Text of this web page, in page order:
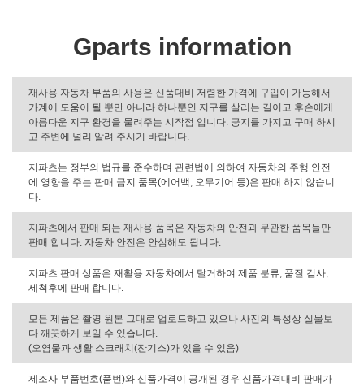
Gparts information
재사용 자동차 부품의 사용은 신품대비 저렴한 가격에 구입이 가능해서
가계에 도움이 될 뿐만 아니라 하나뿐인 지구를 살리는 길이고 후손에게
아름다운 지구 환경을 물려주는 시작점 입니다. 긍지를 가지고 구매 하시
고 주변에 널리 알려 주시기 바랍니다.
지파츠는 정부의 법규를 준수하며 관련법에 의하여 자동차의 주행 안전
에 영향을 주는 판매 금지 품목(에어백, 오무기어 등)은 판매 하지 않습니
다.
지파츠에서 판매 되는 재사용 품목은 자동차의 안전과 무관한 품목들만
판매 합니다. 자동차 안전은 안심해도 됩니다.
지파츠 판매 상품은 재활용 자동차에서 탈거하여 제품 분류, 품질 검사,
세척후에 판매 합니다.
모든 제품은 촬영 원본 그대로 업로드하고 있으나 사진의 특성상 실물보
다 깨끗하게 보일 수 있습니다.
(오염물과 생활 스크래치(잔기스)가 있을 수 있음)
제조사 부품번호(품번)와 신품가격이 공개된 경우 신품가격대비 판매가